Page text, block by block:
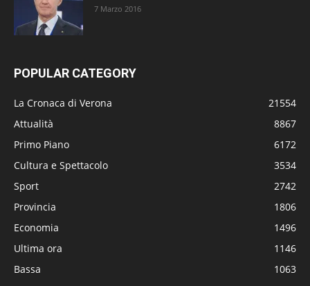
7 Marzo 2016
POPULAR CATEGORY
La Cronaca di Verona
21554
Attualità
8867
Primo Piano
6172
Cultura e Spettacolo
3534
Sport
2742
Provincia
1806
Economia
1496
Ultima ora
1146
Bassa
1063